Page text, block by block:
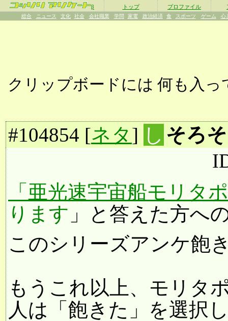
β トップ プロファイル
総合 ニュース 文化 社会 会社職業 学問 家電 政治経済 食 スポーツ ゲーム 心
クリップボードには 何も入っ
#104854 [ネタ] し そろ
「亜光速宇宙船モリタ
ります 」と答えた方へ
このシリーズアンケ飽
もうこれ以上、モリタ
人は「飽きた」を選択